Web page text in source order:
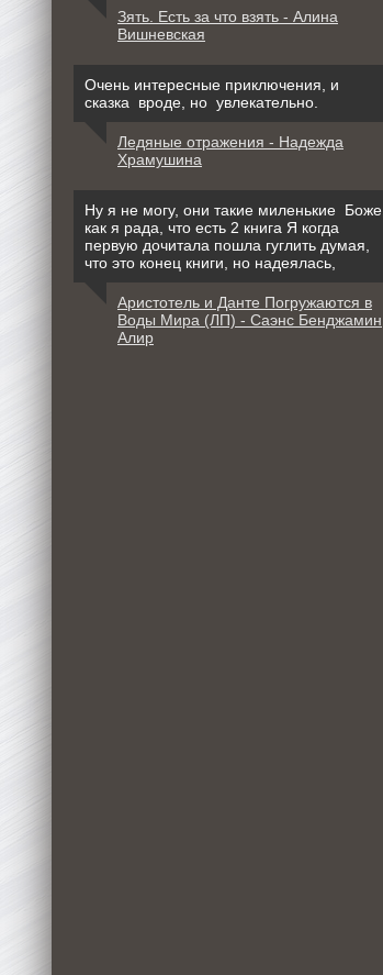
Зять. Есть за что взять - Алина
Вишневская
Очень интересные приключения, и
сказка вроде, но увлекательно.
Ледяные отражения - Надежда
Храмушина
Ну я не могу, они такие миленькие Боже,
как я рада, что есть 2 книга Я когда
первую дочитала пошла гуглить думая,
что это конец книги, но надеялась,
Аристотель и Данте Погружаются в
Воды Мира (ЛП) - Саэнс Бенджамин
Алир